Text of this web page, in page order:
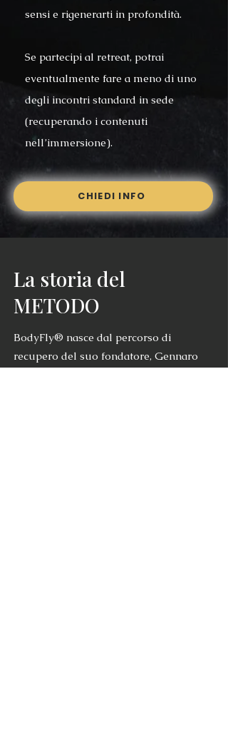
sensi e rigenerarti in profondità.
Se partecipi al retreat, potrai
eventualmente fare a meno di uno
degli incontri standard in sede
(recuperando i contenuti
nell’immersione).
CHIEDI INFO
La storia del
METODO
BodyFly® nasce dal percorso di
recupero del suo fondatore, Gennaro